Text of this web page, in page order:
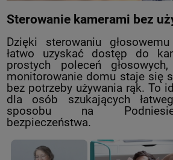
Sterowanie kamerami bez
Dzięki sterowaniu
łatwo uzyskać dostęp do
prostych poleceń
monitorowanie domu staje się
bez potrzeby używania rąk. To
dla osób szukających
sposobu na
bezpieczeństwa.